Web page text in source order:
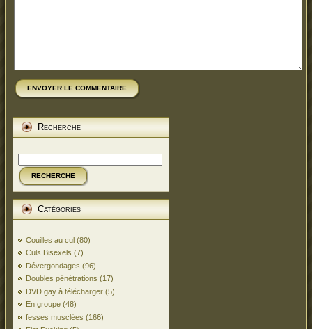
ENVOYER LE COMMENTAIRE
Recherche
RECHERCHE
Catégories
Couilles au cul (80)
Culs Bisexels (7)
Dévergondages (96)
Doubles pénétrations (17)
DVD gay à télécharger (5)
En groupe (48)
fesses musclées (166)